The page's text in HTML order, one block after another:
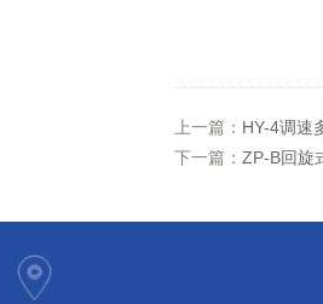
上一篇： HY-4调速
下一篇： ZP-B回旋